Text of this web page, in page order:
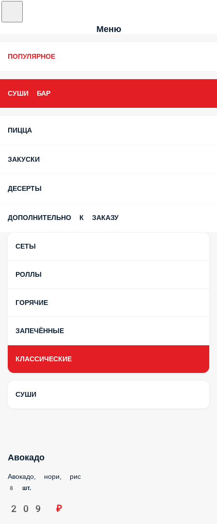
Меню
ПОПУЛЯРНОЕ
СУШИ БАР
ПИЦЦА
ЗАКУСКИ
ДЕСЕРТЫ
ДОПОЛНИТЕЛЬНО К ЗАКАЗУ
СЕТЫ
РОЛЛЫ
ГОРЯЧИЕ
ЗАПЕЧЁННЫЕ
КЛАССИЧЕСКИЕ
СУШИ
Авокадо
Авокадо, нори, рис
8 шт.
209 ₽